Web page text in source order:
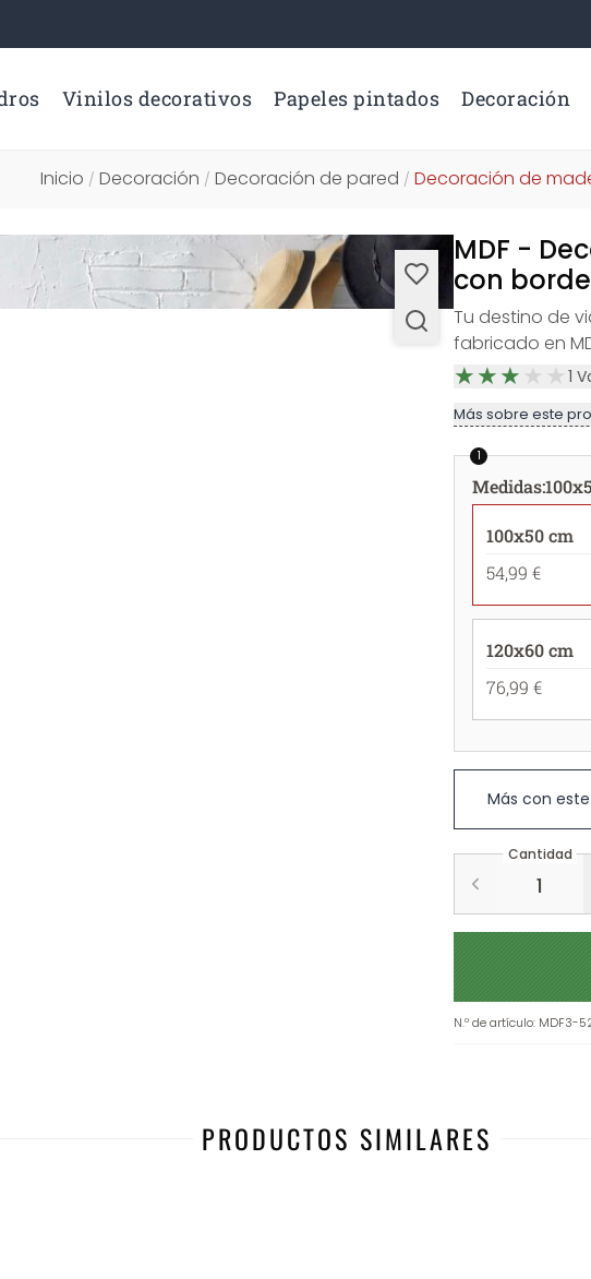
Vinilos decorativos Papeles pintados Decoración
Inicio / Decoración / Decoración de pared / Decoración de
MDF -
con
Tu destino de
fabricado en
1
Más sobre este
1
Medidas:
100x50 cm
54,99 €
120x60 cm
76,99 €
Más con
Cantidad
N.º de artículo: MDF3-
PRODUCTOS SIMILARES